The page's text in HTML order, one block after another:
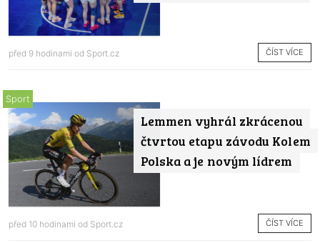
před 9 hodinami od Sport.cz ČÍST VÍCE
Lemmen vyhrál zkrácenou
čtvrtou etapu závodu Kolem
Polska a je novým lídrem
Sport
před 10 hodinami od Sport.cz ČÍST VÍCE